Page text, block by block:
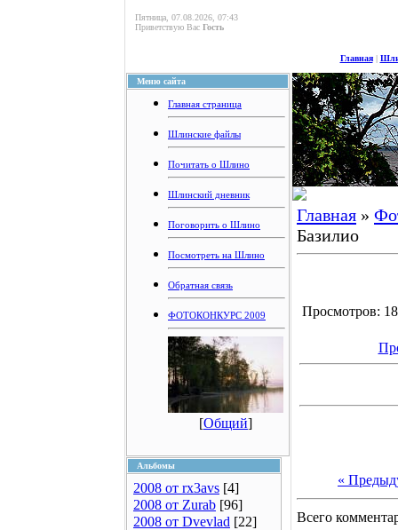
Пятница, 07.08.2026, 07:43
Приветствую Вас Гость
Главная|
Меню сайта
Главная страница
Шлинские файлы
Почитать о Шлино
Шлинский дневник
Поговорить о Шлино
Посмотреть на Шлино
Обратная связь
ФОТОКОНКУРС 2009
[Общий]
Альбомы
2008 от rx3avs [4]
2008 от Zurab [96]
2008 от Dvevlad [22]
Главная »
Базилио
Просмотров:
«
Всего